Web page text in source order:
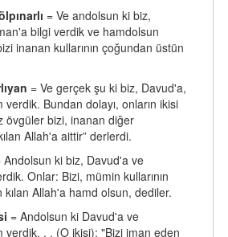
= Ve andolsun ki biz,
bilgi verdik ve hamdolsun
inanan kullarının çoğundan üstün
= Ve gerçek şu ki biz, Davud'a,
Bundan dolayı, onların ikisi
övgüler bizi, inanan diğer
Allah'a aittir” derlerdi.
Andolsun ki biz, Davud'a ve
Onlar: Bizi, mümin kullarının
Allah'a hamd olsun, dediler.
= Andolsun ki Davud'a ve
verdik. . . (O ikisi): "Bizi iman eden